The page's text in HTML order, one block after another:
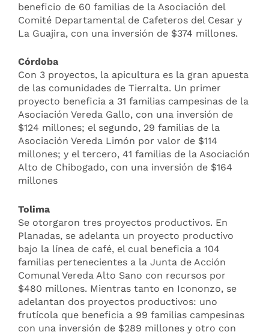
beneficio de 60 familias de la Asociación del
Comité Departamental de Cafeteros del Cesar y
La Guajira, con una inversión de $374 millones.
Córdoba
Con 3 proyectos, la apicultura es la gran apuesta
de las comunidades de Tierralta. Un primer
proyecto beneficia a 31 familias campesinas de la
Asociación Vereda Gallo, con una inversión de
$124 millones; el segundo, 29 familias de la
Asociación Vereda Limón por valor de $114
millones; y el tercero, 41 familias de la Asociación
Alto de Chibogado, con una inversión de $164
millones
Tolima
Se otorgaron tres proyectos productivos. En
Planadas, se adelanta un proyecto productivo
bajo la línea de café, el cual beneficia a 104
familias pertenecientes a la Junta de Acción
Comunal Vereda Alto Sano con recursos por
$480 millones. Mientras tanto en Icononzo, se
adelantan dos proyectos productivos: uno
frutícola que beneficia a 99 familias campesinas
con una inversión de $289 millones y otro con